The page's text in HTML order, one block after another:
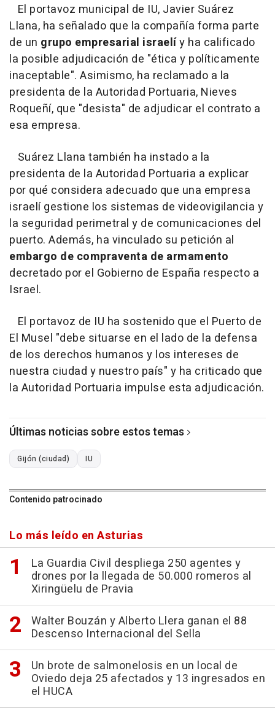
El portavoz municipal de IU, Javier Suárez
Llana, ha señalado que la compañía forma parte
de un grupo empresarial israelíy ha calificado
la posible adjudicación de "ética y políticamente
inaceptable". Asimismo, ha reclamado a la
presidenta de la Autoridad Portuaria, Nieves
Roqueñí, que "desista" de adjudicar el contrato a
esa empresa.
Suárez Llana también ha instado a la
presidenta de la Autoridad Portuaria a explicar
por qué considera adecuado que una empresa
israelí gestione los sistemas de videovigilancia y
la seguridad perimetral y de comunicaciones del
puerto. Además, ha vinculado su petición al
embargo de compraventa de armamento
decretado por el Gobierno de España respecto a
Israel.
El portavoz de IU ha sostenido que el Puerto de
El Musel "debe situarse en el lado de la defensa
de los derechos humanos y los intereses de
nuestra ciudad y nuestro país" y ha criticado que
la Autoridad Portuaria impulse esta adjudicación.
Últimas noticias sobre estos temas
Gijón (ciudad) IU
Contenido patrocinado
Lo más leído en Asturias
La Guardia Civil despliega 250 agentes y
drones por la llegada de 50.000 romeros al
Xiringüelu de Pravia
Walter Bouzán y Alberto Llera ganan el 88
Descenso Internacional del Sella
Un brote de salmonelosis en un local de
Oviedo deja 25 afectados y 13 ingresados en
el HUCA